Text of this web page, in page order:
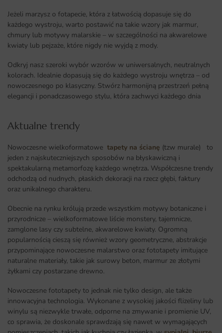
Jeżeli marzysz o fotapecie, która z łatwością dopasuje się do
każdego wystroju, warto postawić na takie wzory jak marmur,
chmury lub motywy malarskie – w szczególności na akwarelowe
kwiaty lub pejzaże, które nigdy nie wyjdą z mody.
Odkryj nasz szeroki wybór wzorów w uniwersalnych, neutralnych
kolorach. Idealnie dopasują się do każdego wystroju wnętrza – od
nowoczesnego po klasyczny. Stwórz harmonijną przestrzeń pełną
elegancji i ponadczasowego stylu, która zachwyci każdego dnia
Aktualne trendy​
Nowoczesne wielkoformatowe tapety na ścianę (tzw murale) to
jeden z najskuteczniejszych sposobów na błyskawiczną i
spektakularną metamorfozę każdego wnętrza. Współczesne trendy
odchodzą od nudnych, płaskich dekoracji na rzecz głębi, faktury
oraz unikalnego charakteru.
Obecnie na rynku królują przede wszystkim motywy botaniczne i
przyrodnicze – wielkoformatowe liście monstery, tajemnicze,
zamglone lasy czy subtelne, akwarelowe kwiaty. Ogromną
popularnością cieszą się również wzory geometryczne, abstrakcje
przypominające nowoczesne malarstwo oraz fototapety imitujące
naturalne materiały, takie jak surowy beton, marmur ze złotymi
żyłkami czy postarzane drewno.
Nowoczesne fototapety to jednak nie tylko design, ale także
innowacyjna technologia. Wykonane z wysokiej jakości flizeliny lub
winylu są niezwykle trwałe, odporne na zmywanie i promienie UV,
co sprawia, że doskonale sprawdzają się nawet w wymagających